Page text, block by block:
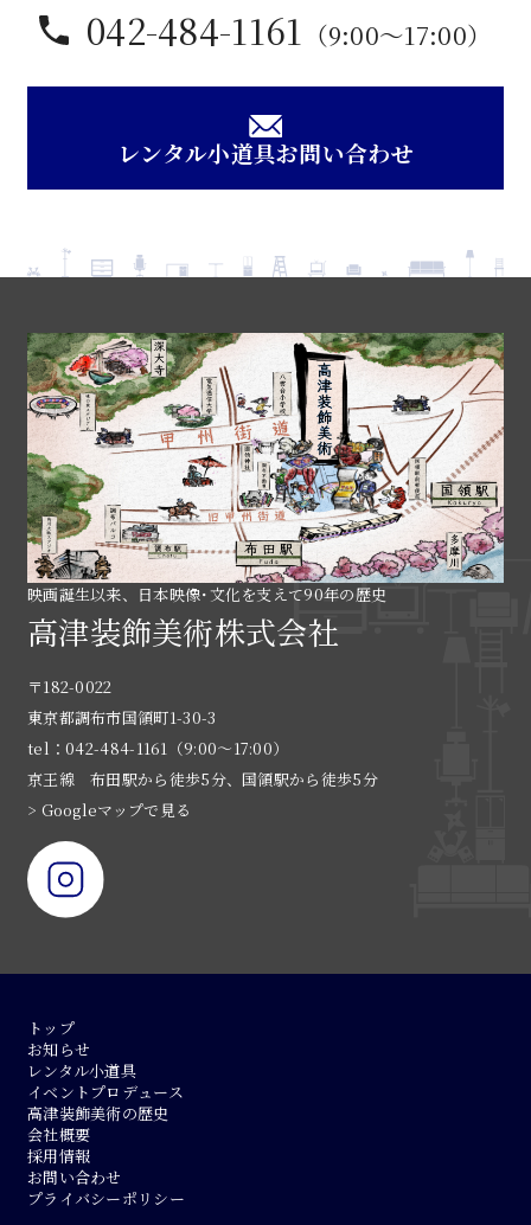
042-484-1161 （9:00〜17:00）
レンタル小道具お問い合わせ
映画誕生以来、日本映像･文化を支えて90年の歴史
高津装飾美術株式会社
〒182-0022
東京都調布市国領町1-30-3
tel：042-484-1161（9:00〜17:00）
京王線 布田駅から徒歩5分、国領駅から徒歩5分
> Googleマップで見る
トップ
お知らせ
レンタル小道具
イベントプロデュース
高津装飾美術の歴史
会社概要
採用情報
お問い合わせ
プライバシーポリシー